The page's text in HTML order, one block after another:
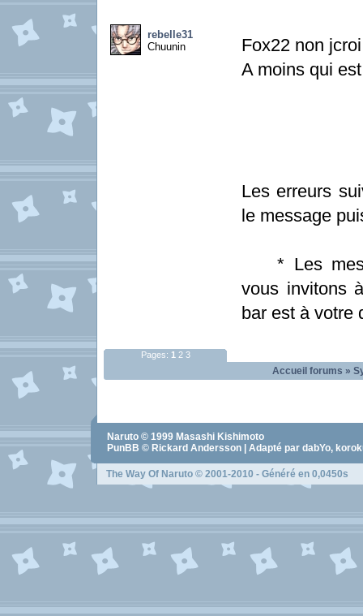
rebelle31
Chuunin
Fox22 non
A moins qui
Les erreurs
le message
* Les
vous invitons
bar est à votre
Pages: 1 2 3
Accueil forums »
Naruto © 1999 Masashi Kishimoto
PunBB © Rickard Andersson | Adapté par dabYo,
The Way Of Naruto © 2001-2010 - Généré en 0,0450s